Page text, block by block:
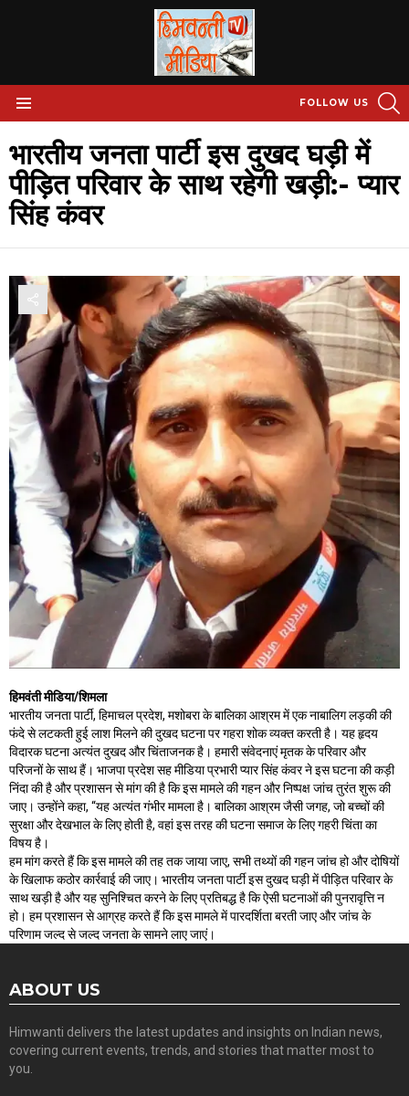
FOLLOW US
भारतीय जनता पार्टी इस दुखद घड़ी में
पीड़ित परिवार के साथ रहेगी खड़ी:- प्यार
सिंह कंवर
हिमवंती मीडिया/शिमला
भारतीय जनता पार्टी, हिमाचल प्रदेश, मशोबरा के बालिका आश्रम में एक नाबालिग लड़की की
फंदे से लटकती हुई लाश मिलने की दुखद घटना पर गहरा शोक व्यक्त करती है। यह हृदय
विदारक घटना अत्यंत दुखद और चिंताजनक है। हमारी संवेदनाएं मृतक के परिवार और
परिजनों के साथ हैं। भाजपा प्रदेश सह मीडिया प्रभारी प्यार सिंह कंवर ने इस घटना की कड़ी
निंदा की है और प्रशासन से मांग की है कि इस मामले की गहन और निष्पक्ष जांच तुरंत शुरू की
जाए। उन्होंने कहा, “यह अत्यंत गंभीर मामला है। बालिका आश्रम जैसी जगह, जो बच्चों की
सुरक्षा और देखभाल के लिए होती है, वहां इस तरह की घटना समाज के लिए गहरी चिंता का
विषय है।
हम मांग करते हैं कि इस मामले की तह तक जाया जाए, सभी तथ्यों की गहन जांच हो और दोषियों
के खिलाफ कठोर कार्रवाई की जाए। भारतीय जनता पार्टी इस दुखद घड़ी में पीड़ित परिवार के
साथ खड़ी है और यह सुनिश्चित करने के लिए प्रतिबद्ध है कि ऐसी घटनाओं की पुनरावृत्ति न
हो। हम प्रशासन से आग्रह करते हैं कि इस मामले में पारदर्शिता बरती जाए और जांच के
परिणाम जल्द से जल्द जनता के सामने लाए जाएं।
ABOUT US
Himwanti delivers the latest updates and insights on Indian news,
covering current events, trends, and stories that matter most to
you.